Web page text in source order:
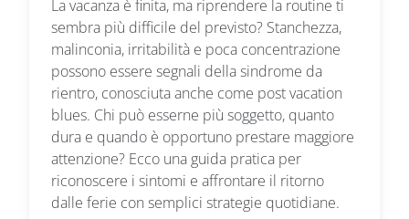
La vacanza è finita, ma riprendere la routine ti
sembra più difficile del previsto? Stanchezza,
malinconia, irritabilità e poca concentrazione
possono essere segnali della sindrome da
rientro, conosciuta anche come post vacation
blues. Chi può esserne più soggetto, quanto
dura e quando è opportuno prestare maggiore
attenzione? Ecco una guida pratica per
riconoscere i sintomi e affrontare il ritorno
dalle ferie con semplici strategie quotidiane.